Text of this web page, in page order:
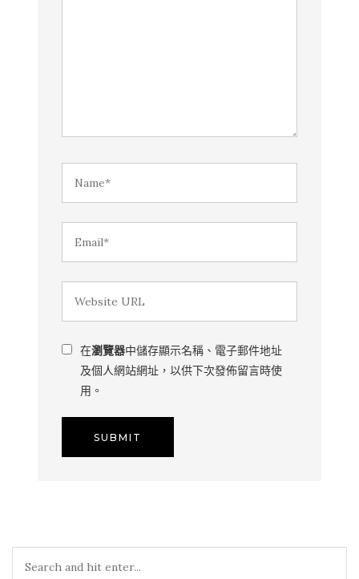
在瀏覽器中儲存顯示名稱、電子郵件地址
及個人網站網址，以供下次發佈留言時使
用。